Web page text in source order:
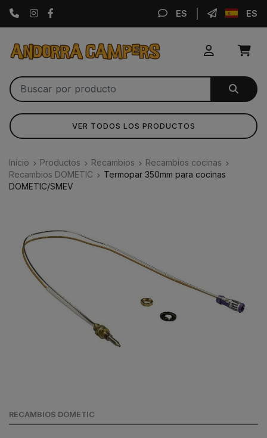
Instagram ES ES
VER TODOS LOS PRODUCTOS
Inicio Productos Recambios
Recambios cocinas
Recambios DOMETIC
Termopar 350mm para cocinas
DOMETIC/SMEV
RECAMBIOS DOMETIC